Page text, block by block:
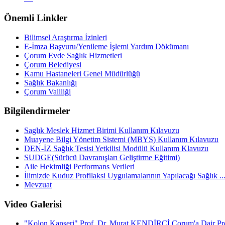
Önemli Linkler
Bilimsel Araştırma İzinleri
E-İmza Başvuru/Yenileme İşlemi Yardım Dökümanı
Çorum Evde Sağlık Hizmetleri
Çorum Belediyesi
Kamu Hastaneleri Genel Müdürlüğü
Sağlık Bakanlığı
Çorum Valiliği
Bilgilendirmeler
Saglık Meslek Hizmet Birimi Kullanım Kılavuzu
Muayene Bilgi Yönetim Sistemi (MBYS) Kullanım Kılavuzu
DEN-İZ Sağlık Tesisi Yetkilisi Modülü Kullanım Klavuzu
SUDGE(Sürücü Davranışları Geliştirme Eğitimi)
Aile Hekimliği Performans Verileri
İlimizde Kuduz Profilaksi Uygulamalarının Yapılacağı Sağlık ...
Mevzuat
Video Galerisi